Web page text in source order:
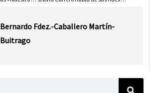
Bernardo Fdez.-Caballero Martín-
Buitrago